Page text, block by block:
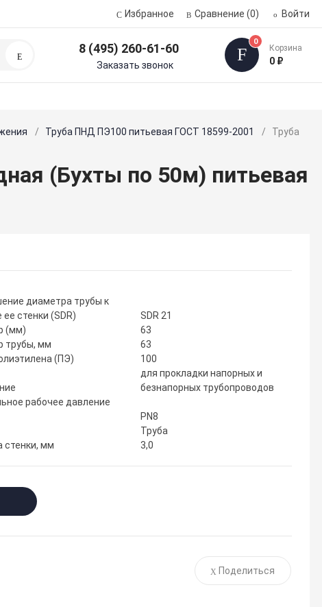
Избранное Сравнение (0) Войти
Поиск 8 (495) 260-61-60
Заказать звонок
0
Корзина
0 ₽
Труба ПНД ПЭ100 питьевая ГОСТ 18599-2001
Труба
(Бухты по 50м) питьевая
диаметра трубы к
стенки (SDR)
SDR 21
(мм)
63
трубы, мм
63
(ПЭ)
100
для прокладки напорных и
безнапорных трубопроводов
рабочее давление
PN8
Труба
стенки, мм
3,0
Поделиться